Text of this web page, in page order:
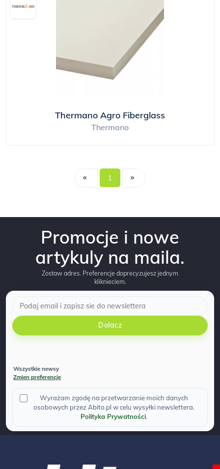
Thermano Agro Fiberglass
Thermano
1
Promocje i nowe
artykuly na maila.
Zostaw adres. Preferencje doprecyzujesz jednym
kliknieciem.
Dolacz
Wszystkie newsy
Zmien preferencje
Wyrażam zgodę na przetwarzanie moich danych
osobowych przez Abito.pl w celu wysyłki newslettera.
Polityka Prywatności.